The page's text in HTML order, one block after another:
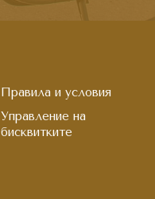
Правила и условия
Управление на
бисквитките